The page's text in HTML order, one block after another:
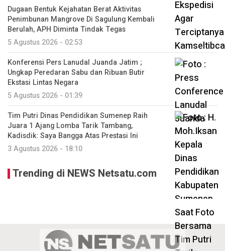
Dugaan Bentuk Kejahatan Berat Aktivitas
Penimbunan Mangrove Di Sagulung Kembali
Berulah, APH Diminta Tindak Tegas
5 Agustus 2026 - 02:53
Konferensi Pers Lanudal Juanda Jatim ;
Ungkap Peredaran Sabu dan Ribuan Butir
Ekstasi Lintas Negara
5 Agustus 2026 - 01:39
Tim Putri Dinas Pendidikan Sumenep Raih
Juara 1 Ajang Lomba Tarik Tambang,
Kadisdik: Saya Bangga Atas Prestasi Ini
3 Agustus 2026 - 18:10
Trending di NEWS Netsatu.com